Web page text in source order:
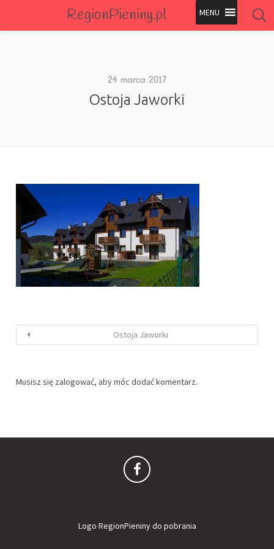
RegionPieniny.pl
Wszystkie Obiekty
24 marca 2017
Ostoja Jaworki
Ostoja Jaworki
Musisz się zalogować, aby móc dodać komentarz.
Logo RegionPieniny do pobrania